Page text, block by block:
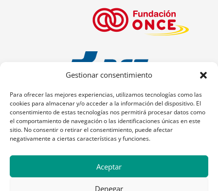
Gestionar consentimiento
Para ofrecer las mejores experiencias, utilizamos tecnologías como las
cookies para almacenar y/o acceder a la información del dispositivo. El
consentimiento de estas tecnologías nos permitirá procesar datos como
el comportamiento de navegación o las identificaciones únicas en este
sitio. No consentir o retirar el consentimiento, puede afectar
negativamente a ciertas características y funciones.
Aceptar
Denegar